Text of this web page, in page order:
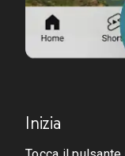
Inizia